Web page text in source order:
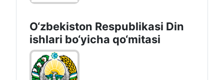
O‘zbekiston Respublikаsi Din
ishlаri bo‘yichа qo‘mitаsi